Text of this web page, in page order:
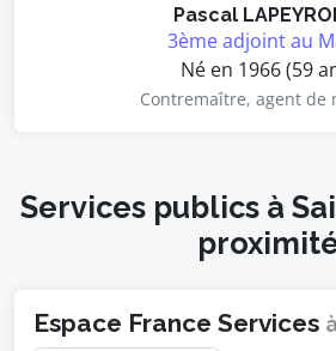
Pascal
3ème adjoint au
Né en 1966 (59
Contremaître, agent de
Services publics à
Espace France Services